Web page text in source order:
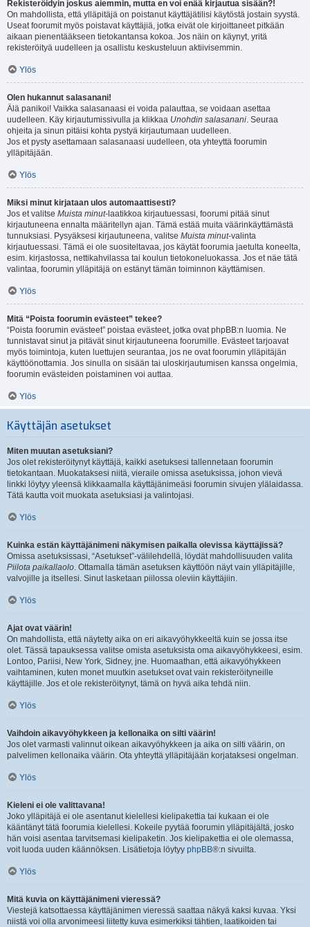
Rekisteröidyin joskus aiemmin, mutta en voi enää kirjautua sisään?!
On mahdollista, että ylläpitäjä on poistanut käyttäjätilisi käytöstä jostain syystä.
Useat foorumit myös poistavat käyttäjiä, jotka eivät ole kirjoittaneet pitkään
aikaan pienentääkseen tietokantansa kokoa. Jos näin on käynyt, yritä
rekisteröityä uudelleen ja osallistu keskusteluun aktiivisemmin.
Ylös
Olen hukannut salasanani!
Älä panikoi! Vaikka salasanaasi ei voida palauttaa, se voidaan asettaa
uudelleen. Käy kirjautumissivulla ja klikkaa Unohdin salasanani. Seuraa
ohjeita ja sinun pitäisi kohta pystyä kirjautumaan uudelleen.
Jos et pysty asettamaan salasanaasi uudelleen, ota yhteyttä foorumin
ylläpitäjään.
Ylös
Miksi minut kirjataan ulos automaattisesti?
Jos et valitse Muista minut-laatikkoa kirjautuessasi, foorumi pitää sinut
kirjautuneena ennalta määritellyn ajan. Tämä estää muita väärinkäyttämästä
tunnuksiasi. Pysyäksesi kirjautuneena, valitse Muista minut-valinta
kirjautuessasi. Tämä ei ole suositeltavaa, jos käytät foorumia jaetulta koneelta,
esim. kirjastossa, nettikahvilassa tai koulun tietokoneluokassa. Jos et näe tätä
valintaa, foorumin ylläpitäjä on estänyt tämän toiminnon käyttämisen.
Ylös
Mitä “Poista foorumin evästeet” tekee?
“Poista foorumin evästeet” poistaa evästeet, jotka ovat phpBB:n luomia. Ne
tunnistavat sinut ja pitävät sinut kirjautuneena foorumille. Evästeet tarjoavat
myös toimintoja, kuten luettujen seurantaa, jos ne ovat foorumin ylläpitäjän
käyttöönottamia. Jos sinulla on sisään tai uloskirjautumisen kanssa ongelmia,
foorumin evästeiden poistaminen voi auttaa.
Ylös
Käyttäjän asetukset
Miten muutan asetuksiani?
Jos olet rekisteröitynyt käyttäjä, kaikki asetuksesi tallennetaan foorumin
tietokantaan. Muokataksesi niitä, vieraile omissa asetuksissa, johon vievä
linkki löytyy yleensä klikkaamalla käyttäjänimeäsi foorumin sivujen ylälaidassa.
Tätä kautta voit muokata asetuksiasi ja valintojasi.
Ylös
Kuinka estän käyttäjänimeni näkymisen paikalla olevissa käyttäjissä?
Omissa asetuksissasi, “Asetukset”-välilehdellä, löydät mahdollisuuden valita
Piilota paikallaolo. Ottamalla tämän asetuksen käyttöön näyt vain ylläpitäjille,
valvojille ja itsellesi. Sinut lasketaan piilossa oleviin käyttäjiin.
Ylös
Ajat ovat väärin!
On mahdollista, että näytetty aika on eri aikavyöhykkeeltä kuin se jossa itse
olet. Tässä tapauksessa valitse omista asetuksista oma aikavyöhykkeesi, esim.
Lontoo, Pariisi, New York, Sidney, jne. Huomaathan, että aikavyöhykkeen
vaihtaminen, kuten monet muutkin asetukset ovat vain rekisteröityneille
käyttäjille. Jos et ole rekisteröitynyt, tämä on hyvä aika tehdä niin.
Ylös
Vaihdoin aikavyöhykkeen ja kellonaika on silti väärin!
Jos olet varmasti valinnut oikean aikavyöhykkeen ja aika on silti väärin, on
palvelimen kellonaika väärin. Ota yhteyttä ylläpitäjään korjataksesi ongelman.
Ylös
Kieleni ei ole valittavana!
Joko ylläpitäjä ei ole asentanut kielellesi kielipakettia tai kukaan ei ole
kääntänyt tätä foorumia kielellesi. Kokeile pyytää foorumin ylläpitäjältä, josko
hän voisi asentaa tarvitsemasi kielipaketin. Jos kielipakettia ei ole olemassa,
voit luoda uuden käännöksen. Lisätietoja löytyy phpBB®:n sivuilta.
Ylös
Mitä kuvia on käyttäjänimeni vieressä?
Viestejä katsottaessa käyttäjänimen vieressä saattaa näkyä kaksi kuvaa. Yksi
niistä voi olla arvonimeesi liitetty kuva esimerkiksi tähtien, laatikoiden tai